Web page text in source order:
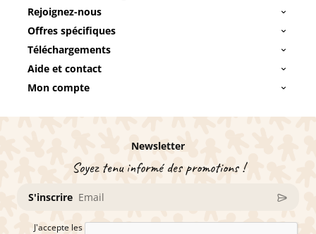
Rejoignez-nous
Offres spécifiques
Téléchargements
Aide et contact
Mon compte
Newsletter
Soyez tenu informé des promotions !
S'inscrire
J'accepte les